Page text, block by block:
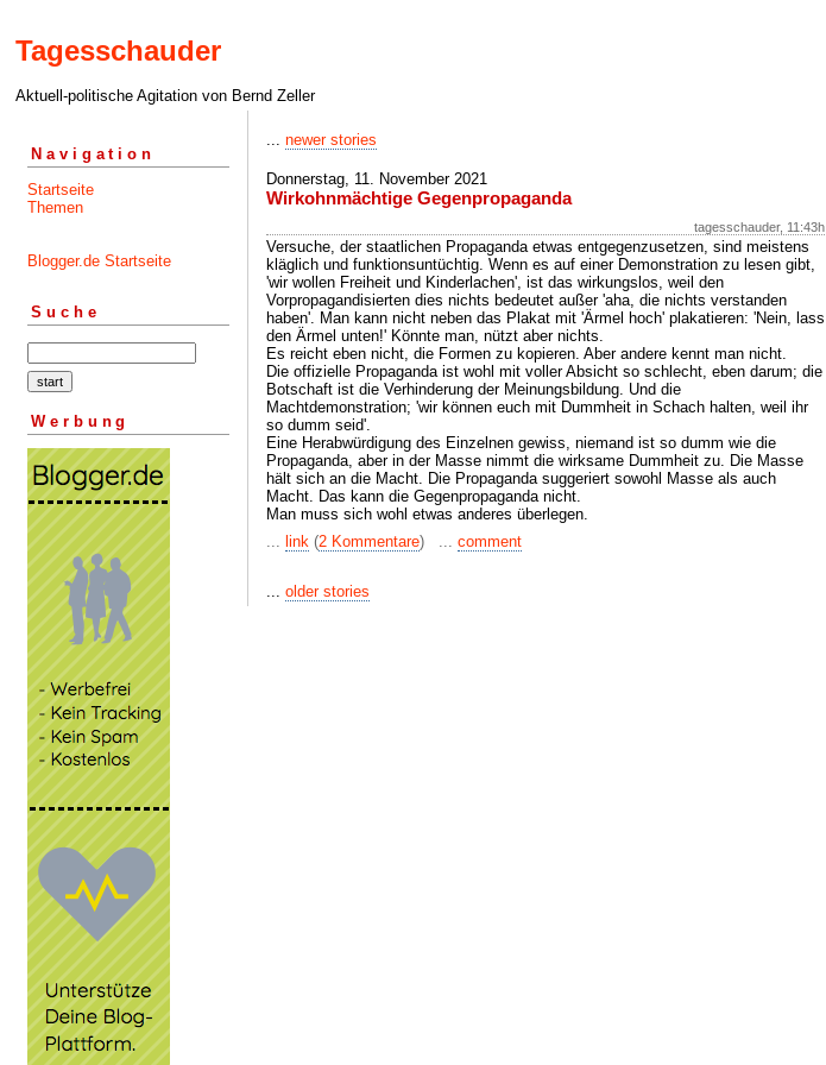
Tagesschauder
Aktuell-politische Agitation von Bernd Zeller
Navigation
Startseite
Themen
Blogger.de Startseite
Suche
Werbung
... newer stories
Donnerstag, 11. November 2021
Wirkohnmächtige Gegenpropaganda
tagesschauder, 11:43h
Versuche, der staatlichen Propaganda etwas entgegenzusetzen, sind meistens
kläglich und funktionsuntüchtig. Wenn es auf einer Demonstration zu lesen gibt,
'wir wollen Freiheit und Kinderlachen', ist das wirkungslos, weil den
Vorpropagandisierten dies nichts bedeutet außer 'aha, die nichts verstanden
haben'. Man kann nicht neben das Plakat mit 'Ärmel hoch' plakatieren: 'Nein, lass
den Ärmel unten!' Könnte man, nützt aber nichts.
Es reicht eben nicht, die Formen zu kopieren. Aber andere kennt man nicht.
Die offizielle Propaganda ist wohl mit voller Absicht so schlecht, eben darum; die
Botschaft ist die Verhinderung der Meinungsbildung. Und die
Machtdemonstration; 'wir können euch mit Dummheit in Schach halten, weil ihr
so dumm seid'.
Eine Herabwürdigung des Einzelnen gewiss, niemand ist so dumm wie die
Propaganda, aber in der Masse nimmt die wirksame Dummheit zu. Die Masse
hält sich an die Macht. Die Propaganda suggeriert sowohl Masse als auch
Macht. Das kann die Gegenpropaganda nicht.
Man muss sich wohl etwas anderes überlegen.
... link (2 Kommentare) ... comment
... older stories